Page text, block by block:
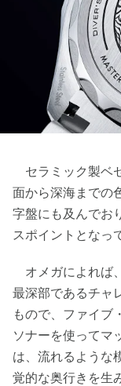
セラミック製ベ
面から深海までの
字盤にも及んでお
スポイントとなっ
オメガによれば
最深部であるチャ
もので、ファイブ
ソナーを使ってマ
は、流れるような
覚的な奥行きを生